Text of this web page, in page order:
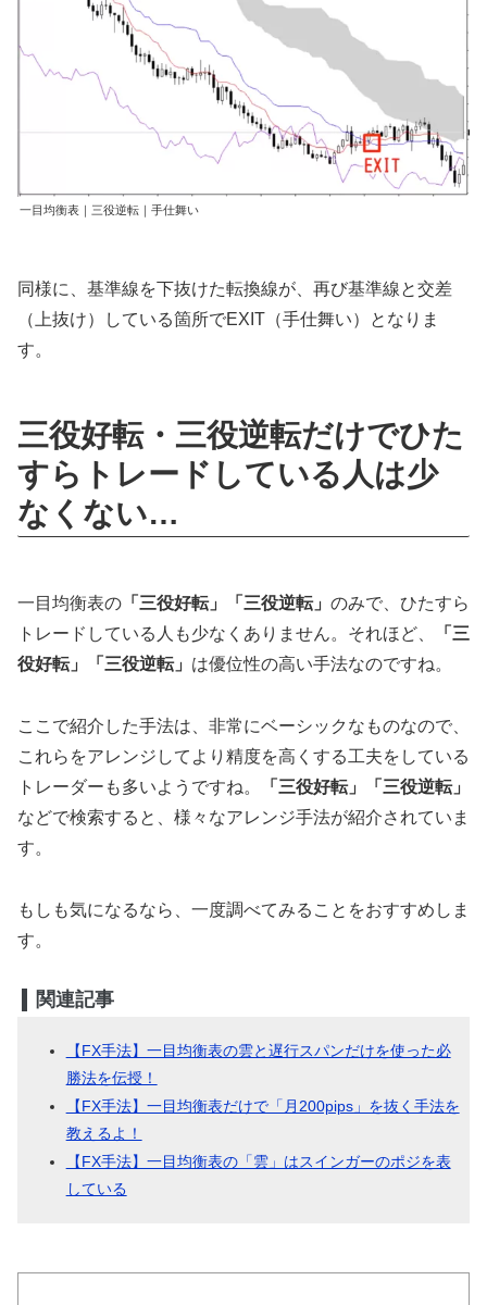
一目均衡表｜三役逆転｜手仕舞い
同様に、基準線を下抜けた転換線が、再び基準線と交差
（上抜け）している箇所でEXIT（手仕舞い）となりま
す。
三役好転・三役逆転だけでひた
すらトレードしている人は少
なくない…
一目均衡表の 「三役好転」「三役逆転」 のみで、ひたすら
トレードしている人も少なくありません。それほど、
「三
役好転」「三役逆転」 は優位性の高い手法なのですね。
ここで紹介した手法は、非常にベーシックなものなので、
これらをアレンジしてより精度を高くする工夫をしている
トレーダーも多いようですね。
「三役好転」「三役逆転」
などで検索すると、様々なアレンジ手法が紹介されていま
す。
もしも気になるなら、一度調べてみることをおすすめしま
す。
関連記事
【FX手法】一目均衡表の雲と遅行スパンだけを使った必
勝法を伝授！
【FX手法】一目均衡表だけで「月200pips」を抜く手法を
教えるよ！
【FX手法】一目均衡表の「雲」はスインガーのポジを表
している